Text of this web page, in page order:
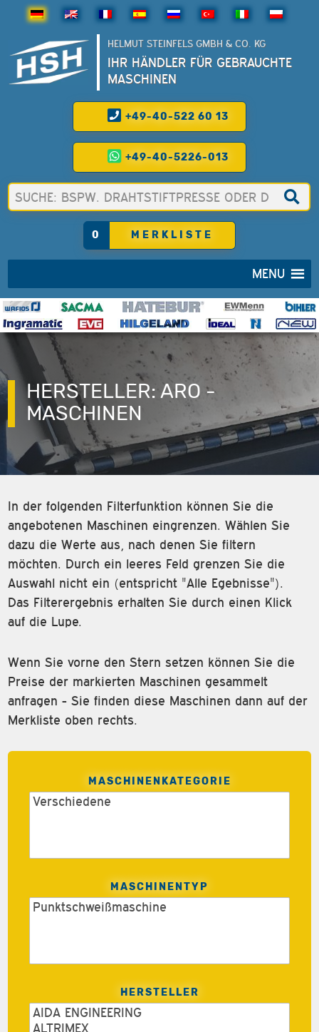
HELMUT STEINFELS GMBH & CO. KG
IHR HÄNDLER FÜR GEBRAUCHTE
MASCHINEN
+49-40-522 60 13
+49-40-5226-013
0 MERKLISTE
MENU
HERSTELLER: ARO -
MASCHINEN
In der folgenden Filterfunktion können Sie die
angebotenen Maschinen eingrenzen. Wählen Sie
dazu die Werte aus, nach denen Sie filtern
möchten. Durch ein leeres Feld grenzen Sie die
Auswahl nicht ein (entspricht "Alle Egebnisse").
Das Filterergebnis erhalten Sie durch einen Klick
auf die Lupe.
Wenn Sie vorne den Stern setzen können Sie die
Preise der markierten Maschinen gesammelt
anfragen - Sie finden diese Maschinen dann auf der
Merkliste oben rechts.
MASCHINENKATEGORIE
MASCHINENTYP
HERSTELLER